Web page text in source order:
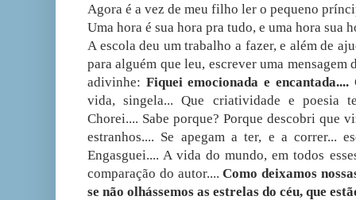
Agora é a vez de meu filho ler o pequeno
Uma hora é sua hora pra tudo, e uma hora sua
A escola deu um trabalho a fazer, e além de
para alguém que leu, escrever uma
adivinhe: Fiquei emocionada e encantada....
vida, singela... Que criatividade e poesia
Chorei.... Sabe porque? Porque descobri que
estranhos.... Se apegam a ter, e a correr...
Engasguei.... A vida do mundo, em todos
comparação do autor....Como deixamos
se não olhássemos as estrelas do céu, que